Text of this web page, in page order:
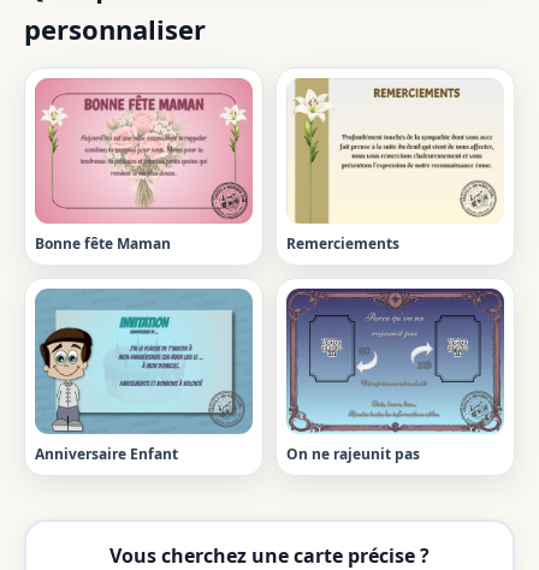
personnaliser
Bonne fête Maman Remerciements
Anniversaire Enfant On ne rajeunit pas
Vous cherchez une carte précise ?